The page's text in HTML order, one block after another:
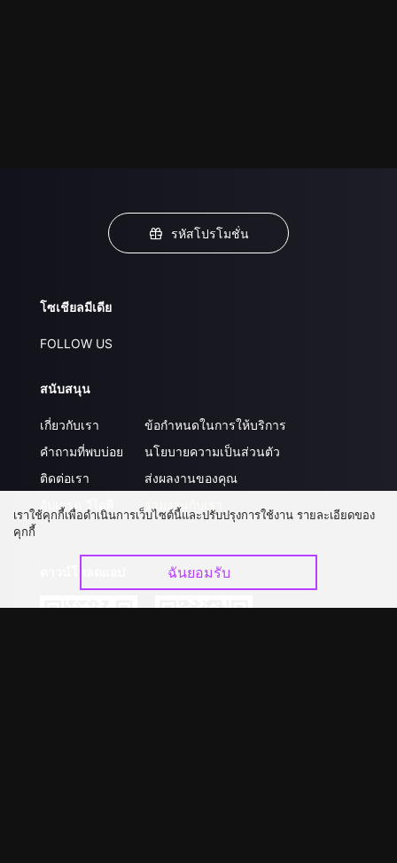
รหัสโปรโมชั่น
โซเชียลมีเดีย
FOLLOW US
สนับสนุน
เกี่ยวกับเรา
คำถามที่พบบ่อย
ติดต่อเรา
อัปเกรด วีไอพี
ข้อกำหนดในการให้บริการ
นโยบายความเป็นส่วนตัว
ส่งผลงานของคุณ
ร่วมงานกับเรา
เราใช้คุกกี้เพื่อดำเนินการเว็บไซต์นี้และปรับปรุงการใช้งาน รายละเอียดของ
คุกกี้
ฉันยอมรับ